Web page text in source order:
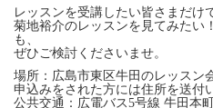
レッスンを受講したい皆さまだけ
菊地裕介のレッスンを見てみたい
も、
ぜひご検討くださいませ。
場所：広島市東区牛田のレッスン
申込みをされた方には住所を送付
公共交通：広電バス5号線 牛田本